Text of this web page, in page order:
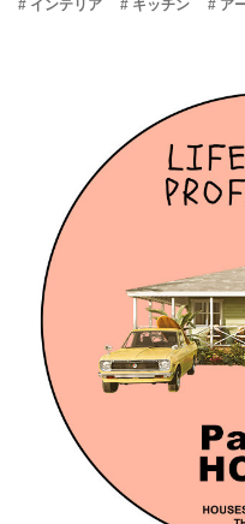
# インテリア # キッチン # ア